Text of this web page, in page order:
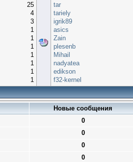
25
4
3
1
1
1
1
1
1
1
tar
tariely
igrik89
asics
Zain
plesenb
Mihail
nadyatea
edikson
f32-kernel
Новые сообщения
0
0
0
0